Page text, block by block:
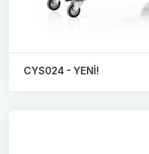
CYS024 - YENİ!